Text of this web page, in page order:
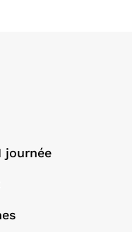
journée